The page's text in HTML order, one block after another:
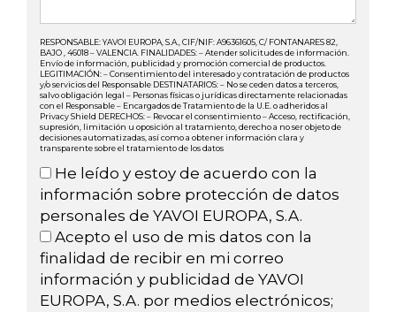
RESPONSABLE: YAVOI EUROPA, S.A., CIF/NIF: A96361605, C/ FONTANARES 82,
BAJO , 46018 – VALENCIA. FINALIDADES: – Atender solicitudes de información.
Envío de información, publicidad y promoción comercial de productos.
LEGITIMACIÓN: – Consentimiento del interesado y contratación de productos
y/o servicios del Responsable DESTINATARIOS: – No se ceden datos a terceros,
salvo obligación legal – Personas físicas o jurídicas directamente relacionadas
con el Responsable – Encargados de Tratamiento de la U.E. o adheridos al
Privacy Shield DERECHOS: – Revocar el consentimiento – Acceso, rectificación,
supresión, limitación u oposición al tratamiento, derecho a no ser objeto de
decisiones automatizadas, así como a obtener información clara y
transparente sobre el tratamiento de los datos
He leído y estoy de acuerdo con la
información sobre protección de datos
personales de YAVOI EUROPA, S.A.
Acepto el uso de mis datos con la
finalidad de recibir en mi correo
información y publicidad de YAVOI
EUROPA, S.A. por medios electrónicos;